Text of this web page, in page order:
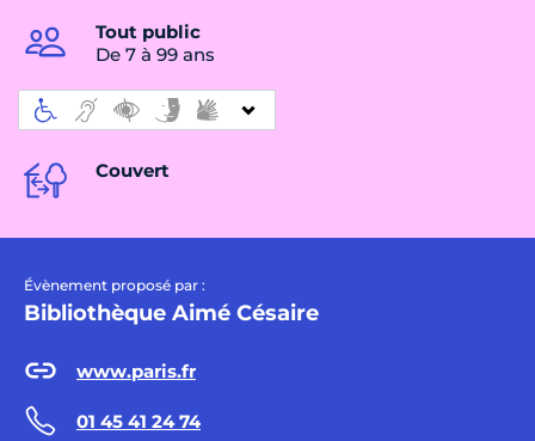
Tout public
De 7 à 99 ans
Couvert
Évènement proposé par :
Bibliothèque Aimé Césaire
www.paris.fr
01 45 41 24 74